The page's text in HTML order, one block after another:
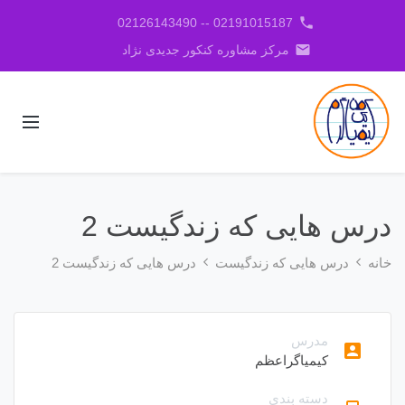
phone
02191015187 -- 02126143490
email مرکز مشاوره کنکور جدیدی نژاد
درس هایی که زندگیست 2
خانه درس هایی که زندگیست درس هایی که زندگیست 2
account_box
مدرس
کیمیاگراعظم
دسته بندی